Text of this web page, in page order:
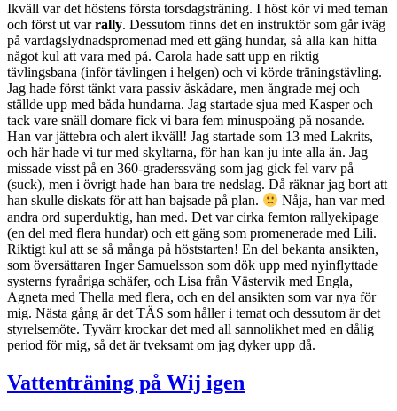
Ikväll var det höstens första torsdagsträning. I höst kör vi med teman
och först ut varrally. Dessutom finns det en instruktör som går iväg
på vardagslydnadspromenad med ett gäng hundar, så alla kan hitta
något kul att vara med på. Carola hade satt upp en riktig
tävlingsbana (inför tävlingen i helgen) och vi körde träningstävling.
Jag hade först tänkt vara passiv åskådare, men ångrade mej och
ställde upp med båda hundarna. Jag startade sjua med Kasper och
tack vare snäll domare fick vi bara fem minuspoäng på nosande.
Han var jättebra och alert ikväll! Jag startade som 13 med Lakrits,
och här hade vi tur med skyltarna, för han kan ju inte alla än. Jag
missade visst på en 360-graderssväng som jag gick fel varv på
(suck), men i övrigt hade han bara tre nedslag. Då räknar jag bort att
han skulle diskats för att han bajsade på plan.
Nåja, han var med
andra ord superduktig, han med. Det var cirka femton rallyekipage
(en del med flera hundar) och ett gäng som promenerade med Lili.
Riktigt kul att se så många på höststarten! En del bekanta ansikten,
som översättaren Inger Samuelsson som dök upp med nyinflyttade
systerns fyraåriga schäfer, och Lisa från Västervik med Engla,
Agneta med Thella med flera, och en del ansikten som var nya för
mig. Nästa gång är det TÄS som håller i temat och dessutom är det
styrelsemöte. Tyvärr krockar det med all sannolikhet med en dålig
period för mig, så det är tveksamt om jag dyker upp då.
Vattenträning på Wij igen